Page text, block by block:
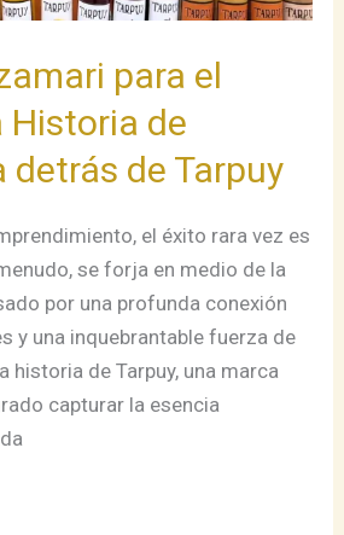
Historia de
detrás de Tarpuy
el éxito rara vez es
se forja en medio de la
por una profunda conexión
y una inquebrantable fuerza de
historia de Tarpuy, una marca
capturar la esencia